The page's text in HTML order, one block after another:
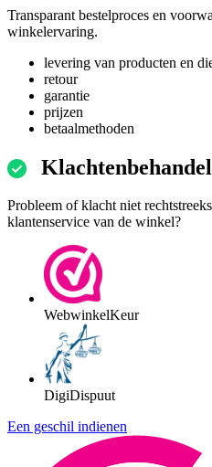
Transparant bestelproces en
winkelervaring.
levering van producten en
retour
garantie
prijzen
betaalmethoden
Probleem of klacht niet
klantenservice van de winkel?
WebwinkelKeur
DigiDispuut
Een geschil indienen